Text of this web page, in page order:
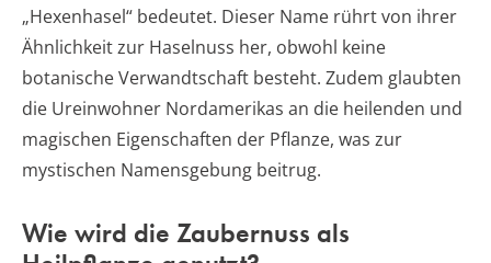
„Hexenhasel“ bedeutet. Dieser Name rührt von ihrer
Ähnlichkeit zur Haselnuss her, obwohl keine
botanische Verwandtschaft besteht. Zudem glaubten
die Ureinwohner Nordamerikas an die heilenden und
magischen Eigenschaften der Pflanze, was zur
mystischen Namensgebung beitrug.
Wie wird die Zaubernuss als